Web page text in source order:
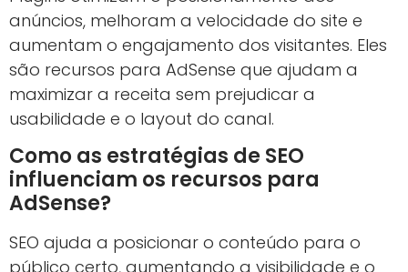
anúncios, melhoram a velocidade do site e
aumentam o engajamento dos visitantes. Eles
são recursos para AdSense que ajudam a
maximizar a receita sem prejudicar a
usabilidade e o layout do canal.
Como as estratégias de SEO
influenciam os recursos para
AdSense?
SEO ajuda a posicionar o conteúdo para o
público certo, aumentando a visibilidade e o